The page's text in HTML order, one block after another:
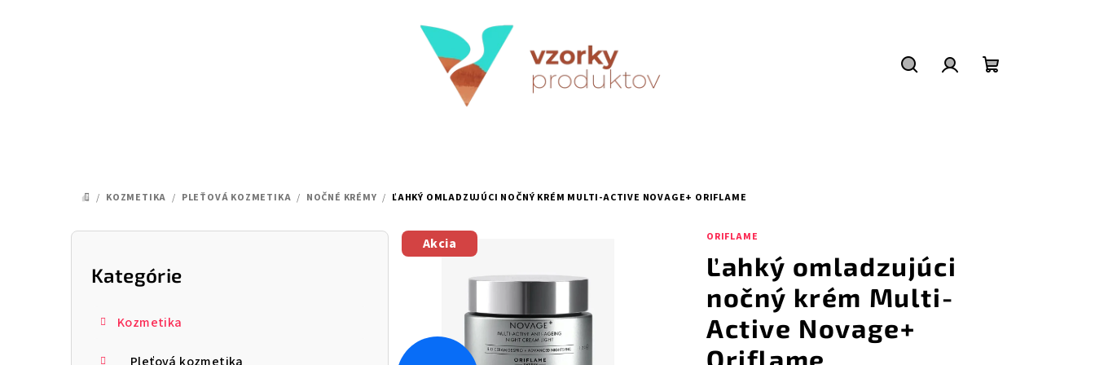
DOMOV
/ KOZMETIKA / PLEŤOVÁ KOZMETIKA / NOČNÉ KRÉMY / ĽAHKÝ OMLADZUJÚCI NOČNÝ KRÉM MULTI-ACTIVE NOVAGE+ ORIFLAME
B
Preskočiť
kategórie
Kategórie
Kozmetika
ORIFLAME
Ľahký omladzujúci
nočný krém Multi-
Active Novage+
Oriflame
Akcia